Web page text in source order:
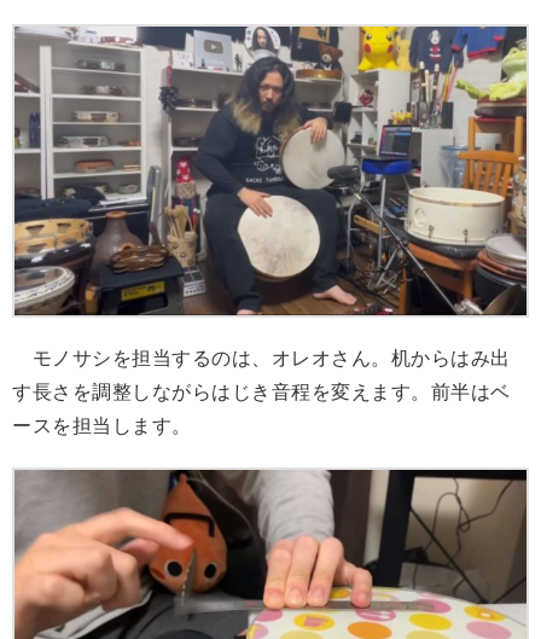
モノサシを担当するのは、オレオさん。机からはみ出
す長さを調整しながらはじき音程を変えます。前半はベ
ースを担当します。